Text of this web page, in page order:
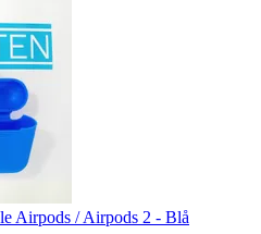
Airpods / Airpods 2 - Blå